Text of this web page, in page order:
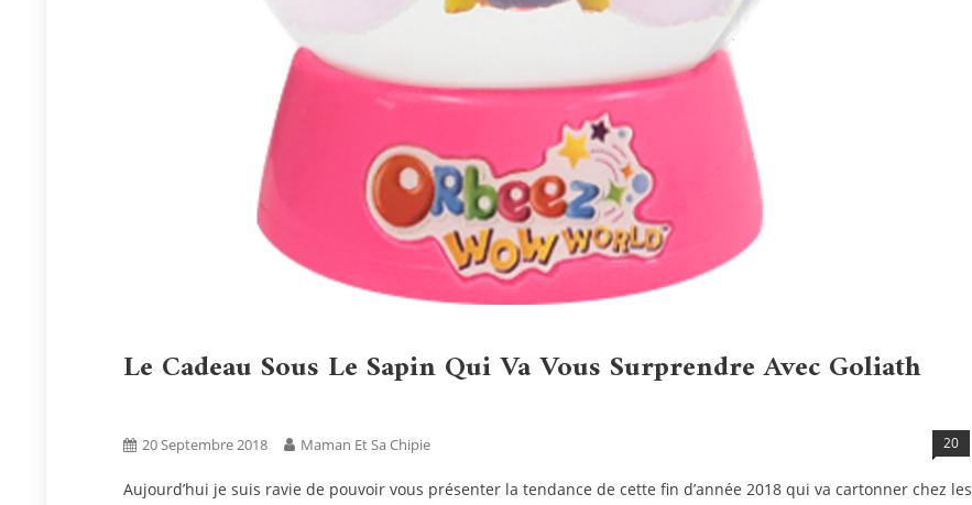
Le Cadeau Sous Le Sapin Qui Va Vous Surprendre Avec Goliath
20 Septembre 2018 Maman Et Sa Chipie 20
Aujourd’hui je suis ravie de pouvoir vous présenter la tendance de cette fin d’année 2018 qui va cartonner chez les